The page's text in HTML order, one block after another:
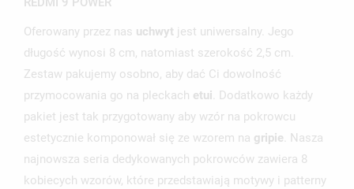
Oferowany przez nas uchwyt jest uniwersalny. Jego
długość wynosi 8 cm, natomiast szerokość 2,5 cm.
Zestaw pakujemy osobno, aby dać Ci dowolność
przymocowania go na pleckach etui . Dodatkowo każdy
pakiet jest tak przygotowany aby wzór na pokrowcu
estetycznie komponował się ze wzorem na gripie . Nasza
najnowsza seria dedykowanych pokrowców zawiera 8
kobiecych wzorów, które przedstawiają motywy i patterny